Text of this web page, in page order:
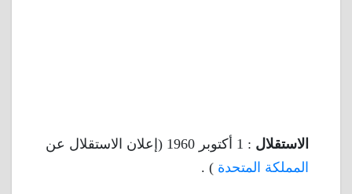
الاستقلال : 1 أكتوبر 1960 (إعلان الاستقلال عن
المملكة المتحدة ) .